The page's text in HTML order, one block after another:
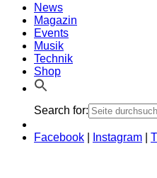
News
Magazin
Events
Musik
Technik
Shop
Search for:
Facebook Instagram